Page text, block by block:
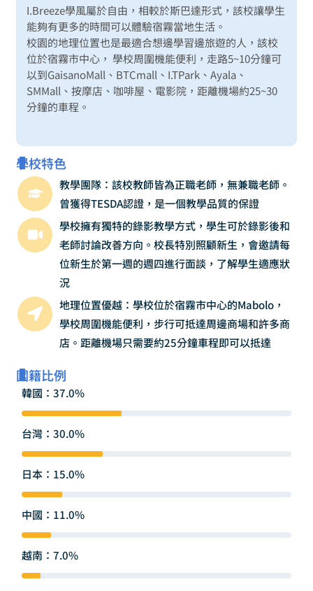
I.Breeze學風屬於自由，相較於斯巴達形式，該校讓學生
能夠有更多的時間可以體驗宿霧當地生活。
校園的地理位置也是最適合想邊學習邊旅遊的人，該校
位於宿霧市中心， 學校周圍機能便利，走路5~10分鐘可
以到GaisanoMall、BTCmall、I.TPark、Ayala、
SMMall、按摩店、咖啡屋、電影院，距離機場約25~30
分鐘的車程。
學校特色
教學團隊：該校教師皆為正職老師，無兼職老師。
曾獲得TESDA認證，是一個教學品質的保證
學校擁有獨特的錄影教學方式，學生可於錄影後和
老師討論改善方向。校長特別照顧新生，會邀請每
位新生於第一週的週四進行面談，了解學生適應狀
況
地理位置優越：學校位於宿霧市中心的Mabolo，
學校周圍機能便利，步行可抵達周邊商場和許多商
店。距離機場只需要約25分鐘車程即可以抵達
國籍比例
韓國：37.0%
台灣：30.0%
日本：15.0%
中國：11.0%
越南：7.0%